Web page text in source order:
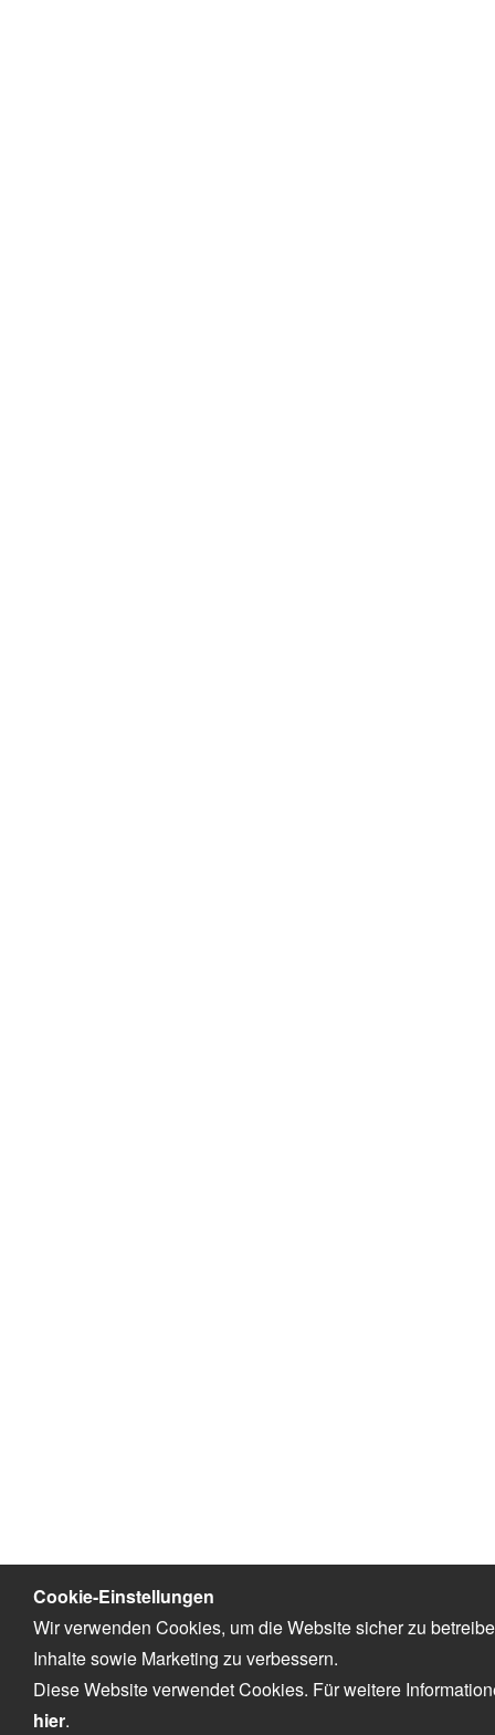
Cookie-Einstellungen
Wir verwenden Cookies, um die Website sicher zu
Inhalte sowie Marketing zu verbessern.
Diese Website verwendet Cookies. Für weitere
hier.